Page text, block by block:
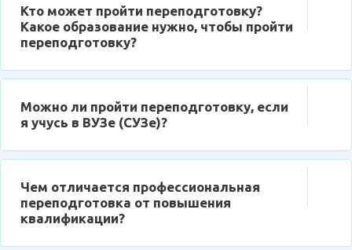
Кто может пройти переподготовку?
Какое образование нужно, чтобы пройти
переподготовку?
Можно ли пройти переподготовку, если
я учусь в ВУЗе (СУЗе)?
Чем отличается профессиональная
переподготовка от повышения
квалификации?